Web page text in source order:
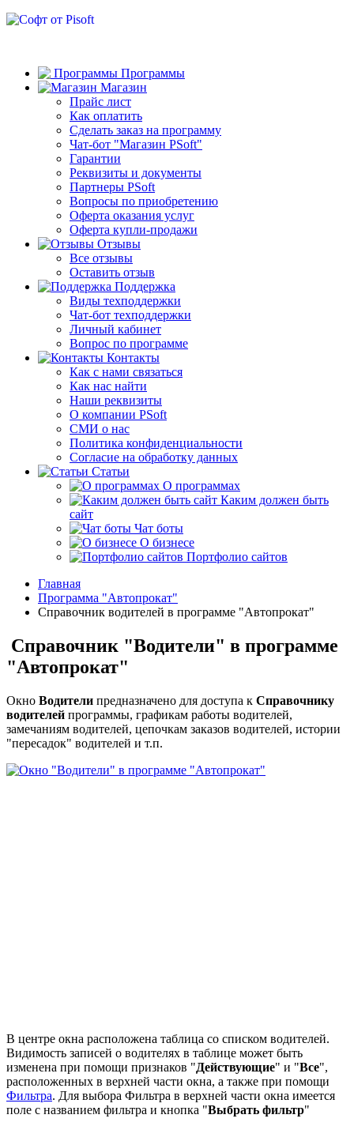
Программы
Магазин
Прайс лист
Как оплатить
Сделать заказ на программу
Чат-бот "Магазин PSoft"
Гарантии
Реквизиты и документы
Партнеры PSoft
Вопросы по приобретению
Оферта оказания услуг
Оферта купли-продажи
Отзывы
Все отзывы
Оставить отзыв
Поддержка
Виды техподдержки
Чат-бот техподдержки
Личный кабинет
Вопрос по программе
Контакты
Как с нами связаться
Как нас найти
Наши реквизиты
О компании PSoft
СМИ о нас
Политика конфиденциальности
Согласие на обработку данных
Статьи
О программах
Каким должен быть
сайт
Чат боты
О бизнесе
Портфолио сайтов
Главная
Программа "Автопрокат"
Справочник водителей в программе "Автопрокат"
Справочник "Водители" в программе
"Автопрокат"
Окно Водители предназначено для доступа к Справочнику
водителей программы, графикам работы водителей,
замечаниям водителей, цепочкам заказов водителей, истории
"пересадок" водителей и т.п.
В центре окна расположена таблица со списком водителей.
Видимость записей о водителях в таблице может быть
изменена при помощи признаков "Действующие" и "Все",
расположенных в верхней части окна, а также при помощи
Фильтра. Для выбора Фильтра в верхней части окна имеется
поле с названием фильтра и кнопка "Выбрать фильтр"